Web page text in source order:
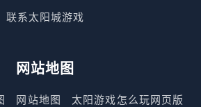
联系太阳城游戏
网站地图
网站地图
太阳游戏怎么玩网页版